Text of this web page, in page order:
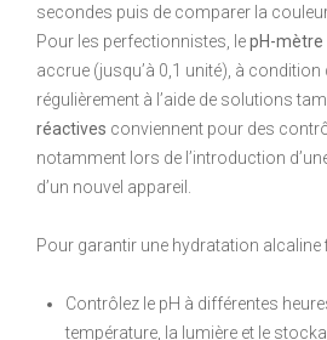
secondes puis de comparer la
Pour les perfectionnistes, lepH-mètre
accrue (jusqu’à 0,1 unité), à condition
régulièrement à l’aide de solutions
réactives conviennent pour des
notamment lors de l’introduction
d’un nouvel appareil.
Pour garantir une hydratation alcaline
Contrôlez le pH à différentes
température, la lumière et le